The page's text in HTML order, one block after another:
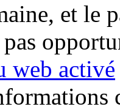
et le
web activé